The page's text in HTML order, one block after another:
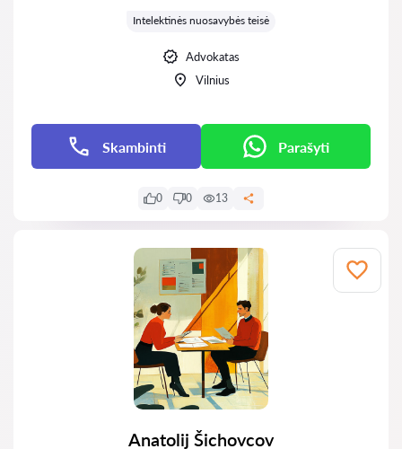
Intelektinės nuosavybės teisė
Advokatas
Vilnius
Skambinti Parašyti
0 0 13
Anatolij Šichovcov